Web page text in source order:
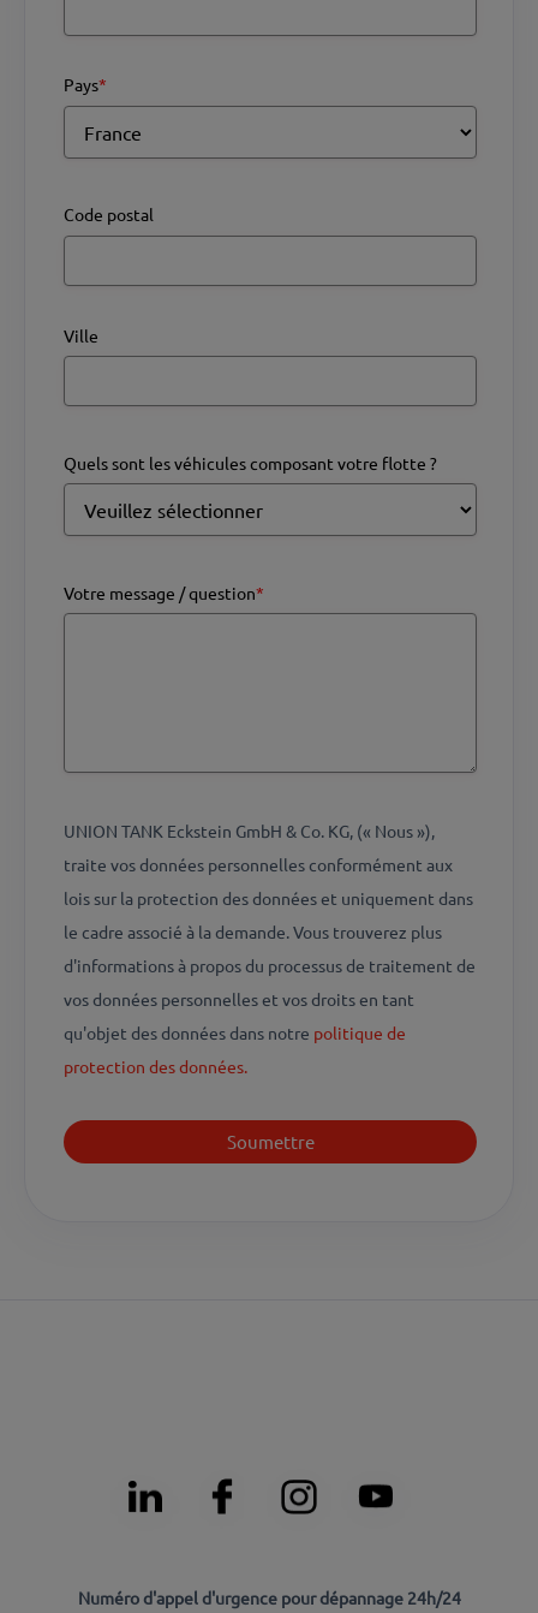
Pays*
Code postal
Ville
Quels sont les véhicules composant votre flotte ?
Votre message / question*
UNION TANK Eckstein GmbH & Co. KG, (« Nous »),
traite vos données personnelles conformément aux
lois sur la protection des données et uniquement dans
le cadre associé à la demande. Vous trouverez plus
d'informations à propos du processus de traitement de
vos données personnelles et vos droits en tant
qu'objet des données dans notre politique de
protection des données.
Numéro d'appel d'urgence pour dépannage 24h/24